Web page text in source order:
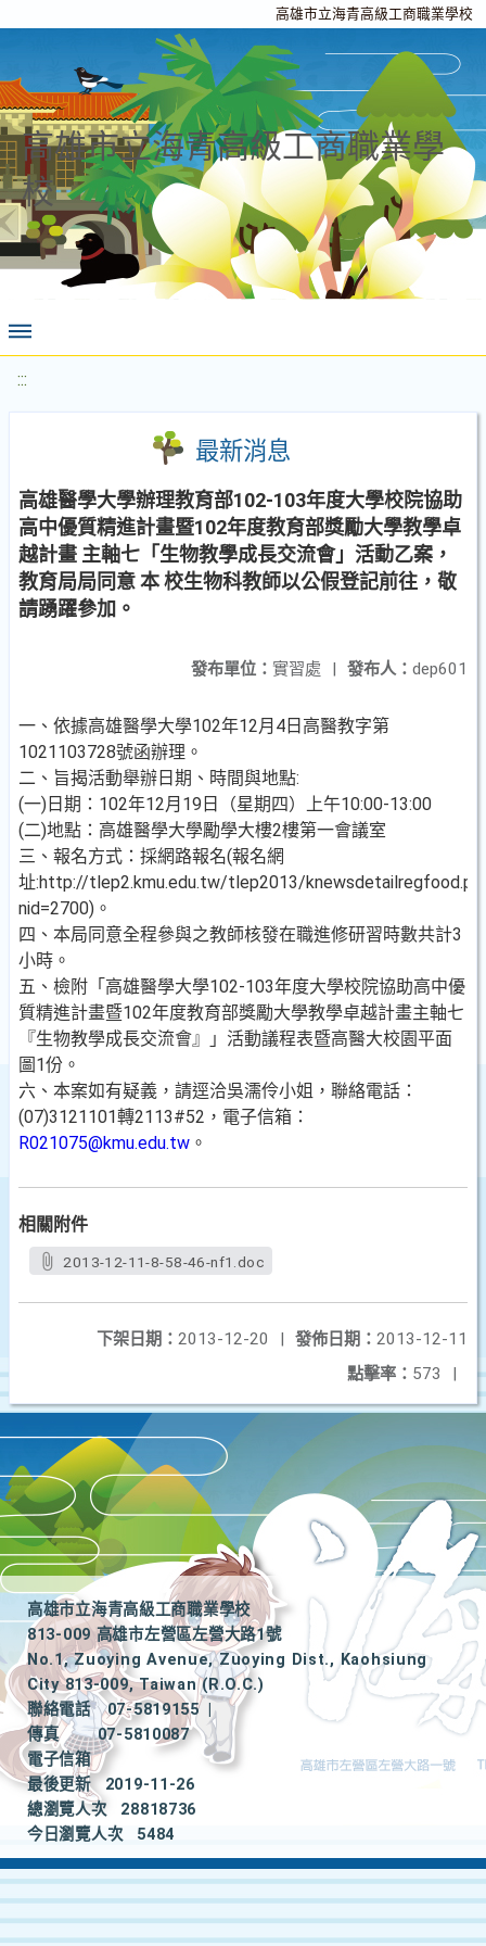
高雄市立海青高級工商職業學校
高雄市立海青高級工商職業學
校
:::
最新消息
高雄醫學大學辦理教育部102-103年度大學校院協助
高中優質精進計畫暨102年度教育部獎勵大學教學卓
越計畫 主軸七「生物教學成長交流會」活動乙案，
教育局局同意 本 校生物科教師以公假登記前往，敬
請踴躍參加。
發布人： dep601
發布單位： 實習處 |
一、依據高雄醫學大學102年12月4日高醫教字第
1021103728號函辦理。
二、旨揭活動舉辦日期、時間與地點:
(一)日期：102年12月19日（星期四）上午10:00-13:00
(二)地點：高雄醫學大學勵學大樓2樓第一會議室
三、報名方式：採網路報名(報名網
址:http://tlep2.kmu.edu.tw/tlep2013/
nid=2700)。
四、本局同意全程參與之教師核發在職進修研習時數共計3
小時。
五、檢附「高雄醫學大學102-103年度大學校院協助高中優
質精進計畫暨102年度教育部獎勵大學教學卓越計畫主軸七
『生物教學成長交流會』」活動議程表暨高醫大校園平面
圖1份。
六、本案如有疑義，請逕洽吳濡伶小姐，聯絡電話：
(07)3121101轉2113#52，電子信箱：
R021075@kmu.edu.tw 。
相關附件
2013-12-11-8-58-46-nf1.doc
發佈日期： 2013-12-11
下架日期： 2013-12-20
|
點擊率： 573 |
高雄市立海青高級工商職業學校
813-009 高雄市左營區左營大路1號
No.1, Zuoying Avenue, Zuoying Dist., Kaohsiung
City 813-009, Taiwan (R.O.C.)
聯絡電話
07-5819155
|
傳真
07-5810087
電子信箱
最後更新
2019-11-26
總瀏覽人次
28818736
今日瀏覽人次
5484